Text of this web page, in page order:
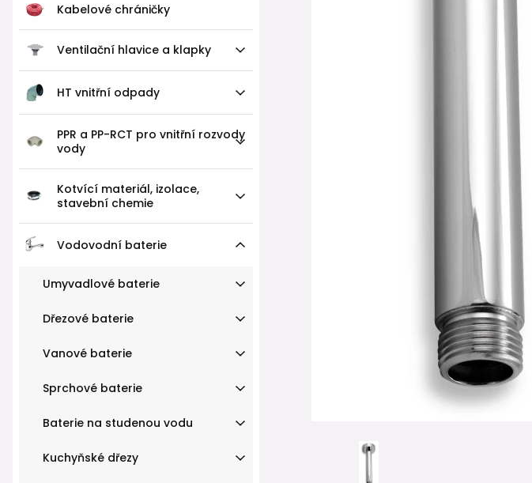
Kabelové chráničky
Ventilační hlavice a klapky
HT vnitřní odpady
PPR a PP-RCT pro vnitřní rozvody
vody
Kotvící materiál, izolace,
stavební chemie
Vodovodní baterie
Umyvadlové baterie
Dřezové baterie
Vanové baterie
Sprchové baterie
Baterie na studenou vodu
Kuchyňské dřezy